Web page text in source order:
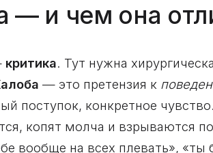
— и чем она
критика. Тут нужна
— это претензия к
поступок, конкретное
копят молча и взрываются
вообще на всех плевать»,